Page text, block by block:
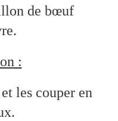
de bœuf
:
les couper en